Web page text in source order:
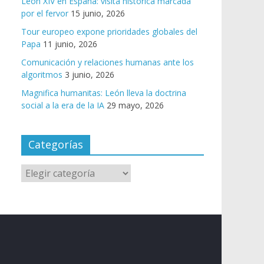
por el fervor 15 junio, 2026
Tour europeo expone prioridades globales del
Papa 11 junio, 2026
Comunicación y relaciones humanas ante los
algoritmos 3 junio, 2026
Magnifica humanitas: León lleva la doctrina
social a la era de la IA 29 mayo, 2026
Categorías